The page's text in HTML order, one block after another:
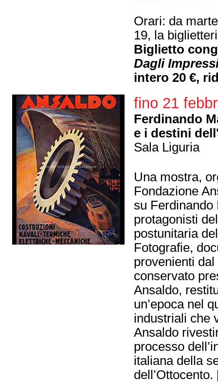
Orari: da
19, la
Biglietto
Dagli
intero 20 €,
fino 21
Ferdinando
e i destini
Sala Liguria
Una mostra,
Fondazione
su Ferdinando
protagonisti
postunitaria
Fotografie,
provenienti
conservato
Ansaldo,
un’epoca nel
industriali che
Ansaldo
processo
italiana della
dell’Ottocento.